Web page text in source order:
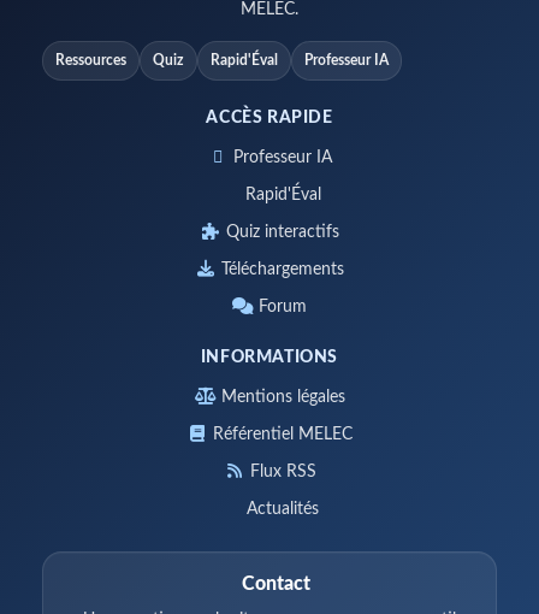
MELEC.
Ressources Quiz Rapid'Éval Professeur IA
ACCÈS RAPIDE
Professeur IA
Rapid'Éval
Quiz interactifs
Téléchargements
Forum
INFORMATIONS
Mentions légales
Référentiel MELEC
Flux RSS
Actualités
Contact